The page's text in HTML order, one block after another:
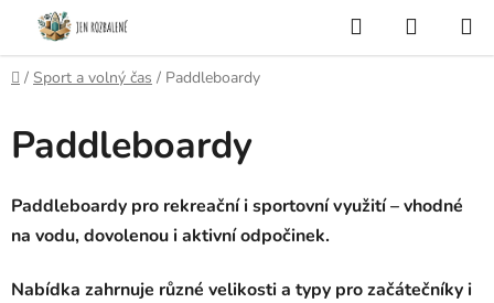
Přejít
obsah
Hledat
KOŠÍK
Domů
/ Sport a volný čas / Paddleboardy
Paddleboardy
Paddleboardy pro rekreační i sportovní využití – vhodné
na vodu, dovolenou i aktivní odpočinek.
Nabídka zahrnuje různé velikosti a typy pro začátečníky i